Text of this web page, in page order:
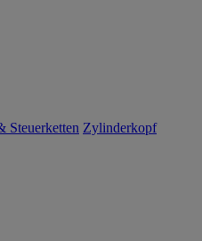
Steuerketten Zylinderkopf